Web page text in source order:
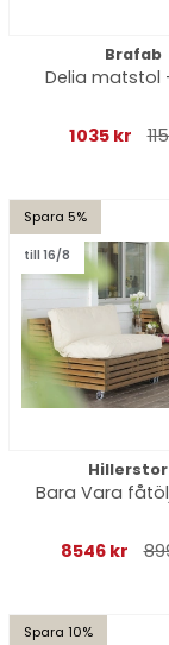
Brafab
Delia matstol
1035 kr
Spara 5%
till 16/8
Bara Vara
8546 kr
Spara 10%